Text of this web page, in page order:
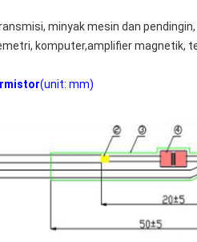
minyak mesin dan
komputer,amplifier magnetik,
(unit: mm)